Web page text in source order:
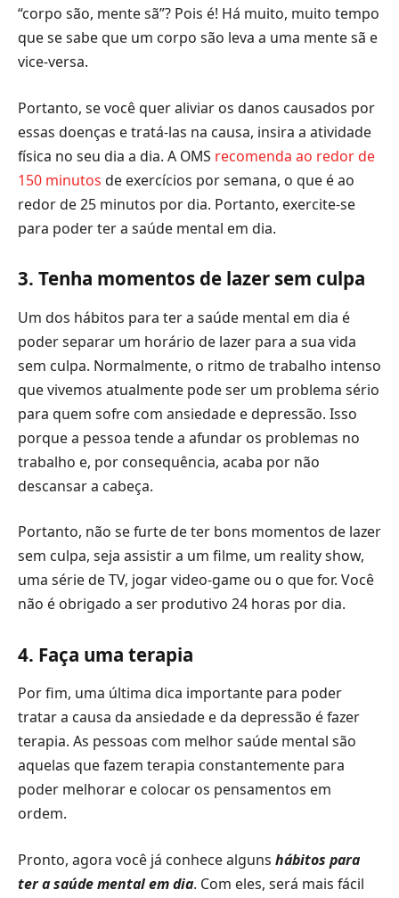
“corpo são, mente sã”? Pois é! Há muito, muito tempo
que se sabe que um corpo são leva a uma mente sã e
vice-versa.
Portanto, se você quer aliviar os danos causados por
essas doenças e tratá-las na causa, insira a atividade
física no seu dia a dia. A OMS recomenda ao redor de
150 minutos de exercícios por semana, o que é ao
redor de 25 minutos por dia. Portanto, exercite-se
para poder ter a saúde mental em dia.
3. Tenha momentos de lazer sem culpa
Um dos hábitos para ter a saúde mental em dia é
poder separar um horário de lazer para a sua vida
sem culpa. Normalmente, o ritmo de trabalho intenso
que vivemos atualmente pode ser um problema sério
para quem sofre com ansiedade e depressão. Isso
porque a pessoa tende a afundar os problemas no
trabalho e, por consequência, acaba por não
descansar a cabeça.
Portanto, não se furte de ter bons momentos de lazer
sem culpa, seja assistir a um filme, um reality show,
uma série de TV, jogar video-game ou o que for. Você
não é obrigado a ser produtivo 24 horas por dia.
4. Faça uma terapia
Por fim, uma última dica importante para poder
tratar a causa da ansiedade e da depressão é fazer
terapia. As pessoas com melhor saúde mental são
aquelas que fazem terapia constantemente para
poder melhorar e colocar os pensamentos em
ordem.
Pronto, agora você já conhece alguns hábitos para
ter a saúde mental em dia. Com eles, será mais fácil